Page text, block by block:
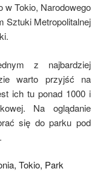
w Tokio, Narodowego
Sztuki Metropolitalnej
z najbardziej
warto przyjść na
ich tu ponad 1000 i
Na oglądanie
się do parku pod